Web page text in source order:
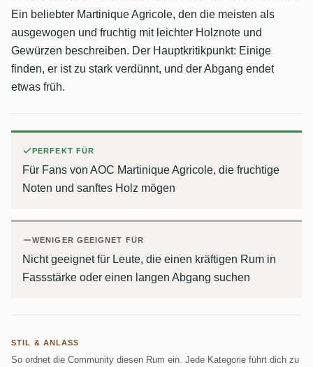
Ein beliebter Martinique Agricole, den die meisten als
ausgewogen und fruchtig mit leichter Holznote und
Gewürzen beschreiben. Der Hauptkritikpunkt: Einige
finden, er ist zu stark verdünnt, und der Abgang endet
etwas früh.
PERFEKT FÜR
Für Fans von AOC Martinique Agricole, die fruchtige
Noten und sanftes Holz mögen
WENIGER GEEIGNET FÜR
Nicht geeignet für Leute, die einen kräftigen Rum in
Fassstärke oder einen langen Abgang suchen
STIL & ANLASS
So ordnet die Community diesen Rum ein. Jede Kategorie führt dich zu